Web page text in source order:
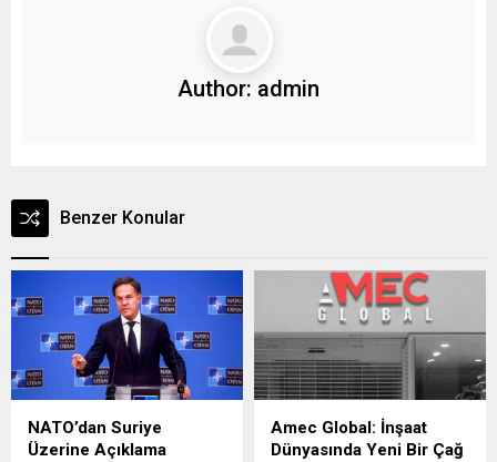
Author: admin
Benzer Konular
NATO’dan Suriye
Üzerine Açıklama
Amec Global: İnşaat
Dünyasında Yeni Bir Çağ